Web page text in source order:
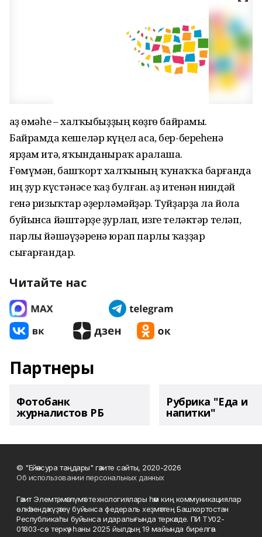
Ҡаҙ өмәһе – халҡыбыҙҙың көҙгө байрамы.
Байрамда кешеләр күңел аса, бер-береһенә
ярҙам итә, яҡынданыраҡ аралаша.
Ғөмүмән, башҡорт халҡының ҡунаҡҡа барғанда
иң ҙур күстәнәсе ҡаҙ булған. Ҡаҙ итенән ниндәй
генә ризыҡтар әҙерләмәйҙәр. Туйҙарҙа ла йола
буйынса йәштәрҙе ҙурлап, изге теләктәр теләп,
парлы йәшәүҙәренә юрап парлы ҡаҙҙар
сығарғандар.
Читайте нас
Партнеры
Фотобанк
журналистов РБ
Рубрика "Еда и
напитки"
© "Ейәнсура таңдары" гәзите сайты, 2020-2026
Об использовании персональных данных
Гәзит Элемтә, мәғлүмәт технологиялары һәм киң коммуникациялар
өлкәһендә күҙәтеү буйынса федераль хеҙмәттең Башҡортостан
Республикаһы буйынса идаралығында теркәлде. ПИ ТУ02-
01803-сө теркәү һаны 2025 йылдың 19 майында бирелгән.